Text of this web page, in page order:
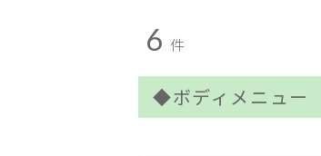
プライバシーポリシー
6 件
◆ボディメニュー